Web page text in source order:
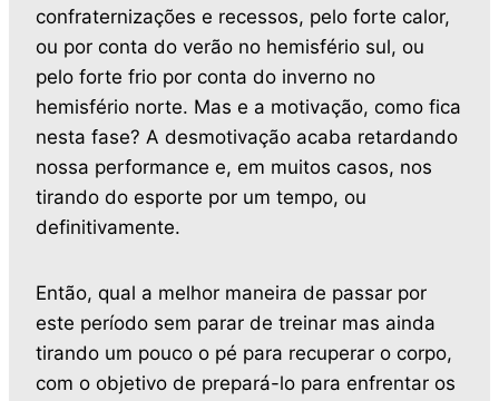
confraternizações e recessos, pelo forte calor,
ou por conta do verão no hemisfério sul, ou
pelo forte frio por conta do inverno no
hemisfério norte. Mas e a motivação, como fica
nesta fase? A desmotivação acaba retardando
nossa performance e, em muitos casos, nos
tirando do esporte por um tempo, ou
definitivamente.
Então, qual a melhor maneira de passar por
este período sem parar de treinar mas ainda
tirando um pouco o pé para recuperar o corpo,
com o objetivo de prepará-lo para enfrentar os